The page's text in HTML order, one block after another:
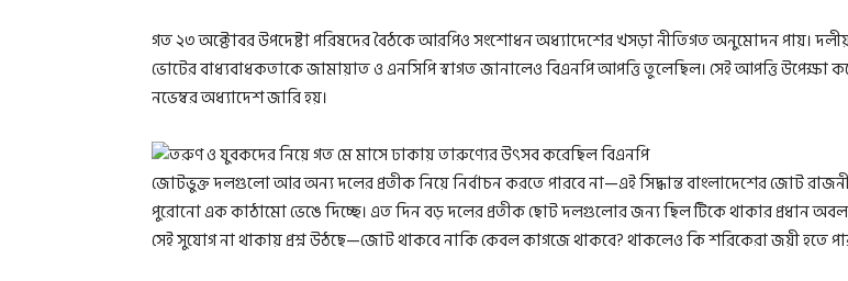
গত ২৩ অক্টোবর উপদেষ্টা পরিষদের বৈঠকে আরপিও সংশোধন অধ্যাদেশের খসড়া নীতিগত অনুমোদন পায়। দলীয়
ভোটের বাধ্যবাধকতাকে জামায়াত ও এনসিপি স্বাগত জানালেও বিএনপি আপত্তি তুলেছিল। সেই আপত্তি উপেক্ষা
নভেম্বর অধ্যাদেশ জারি হয়।
জোটভুক্ত দলগুলো আর অন্য দলের প্রতীক নিয়ে নির্বাচন করতে পারবে না—এই সিদ্ধান্ত বাংলাদেশের জোট
পুরোনো এক কাঠামো ভেঙে দিচ্ছে। এত দিন বড় দলের প্রতীক ছোট দলগুলোর জন্য ছিল টিকে থাকার প্রধান
সেই সুযোগ না থাকায় প্রশ্ন উঠছে—জোট থাকবে নাকি কেবল কাগজে থাকবে? থাকলেও কি শরিকেরা জয়ী হতে